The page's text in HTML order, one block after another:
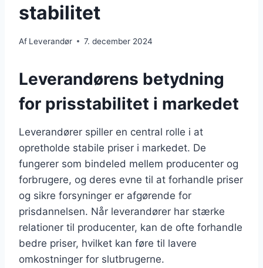
stabilitet
Af Leverandør 7. december 2024
Leverandørens betydning
for prisstabilitet i markedet
Leverandører spiller en central rolle i at
opretholde stabile priser i markedet. De
fungerer som bindeled mellem producenter og
forbrugere, og deres evne til at forhandle priser
og sikre forsyninger er afgørende for
prisdannelsen. Når leverandører har stærke
relationer til producenter, kan de ofte forhandle
bedre priser, hvilket kan føre til lavere
omkostninger for slutbrugerne.